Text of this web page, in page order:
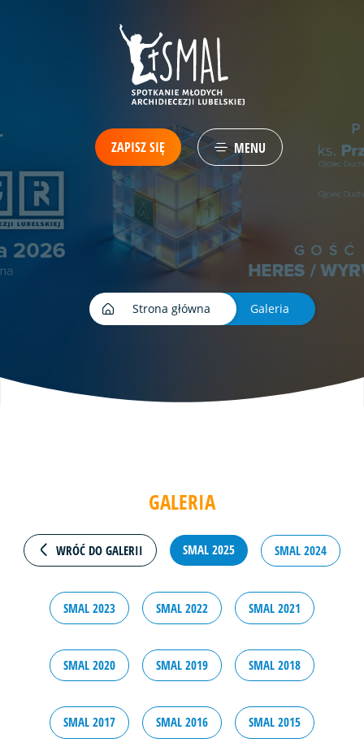
ZAPISZ SIĘ MENU
Strona główna Galeria
GALERIA
WRÓĆ DO GALERII SMAL 2025 SMAL 2024
SMAL 2023 SMAL 2022 SMAL 2021
SMAL 2020 SMAL 2019 SMAL 2018
SMAL 2017 SMAL 2016 SMAL 2015